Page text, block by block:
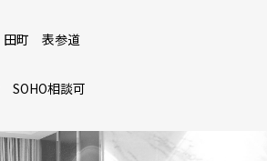
田町 表参道
SOHO相談可